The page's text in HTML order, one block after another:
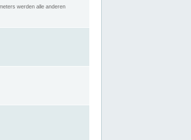
werden alle anderen